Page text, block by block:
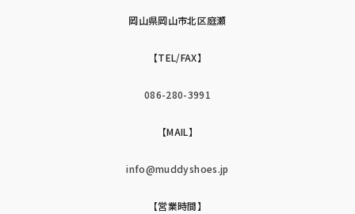
岡山県岡山市北区庭瀬
【TEL/FAX】
086-280-3991
【MAIL】
info@muddyshoes.jp
【営業時間】